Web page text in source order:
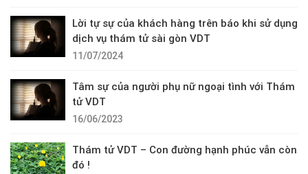
Lời tự sự của khách hàng trên báo khi sử dụng
dịch vụ thám tử sài gòn VDT
11/07/2024
Tâm sự của người phụ nữ ngoại tình với Thám
tử VDT
16/06/2023
Thám tử VDT – Con đường hạnh phúc vẫn còn
đó !